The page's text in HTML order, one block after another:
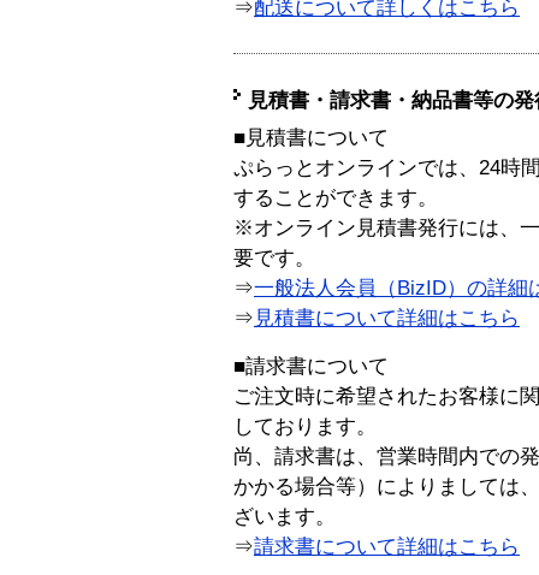
⇒配送について詳しくはこちら
見積書・請求書・納品書等の
■見積書について
ぷらっとオンラインでは、24時
することができます。
※オンライン見積書発行には、
要です。
⇒一般法人会員（BizID）の詳細
⇒ 見積書について詳細はこちら
■請求書について
ご注文時に希望されたお客様に
しております。
尚、請求書は、営業時間内での
かかる場合等）によりましては
ざいます。
⇒請求書について詳細はこちら